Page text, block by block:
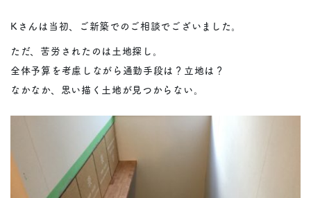
Kさんは当初、ご新築でのご相談でございました。
ただ、苦労されたのは土地探し。
全体予算を考慮しながら通勤手段は？立地は？
なかなか、思い描く土地が見つからない。